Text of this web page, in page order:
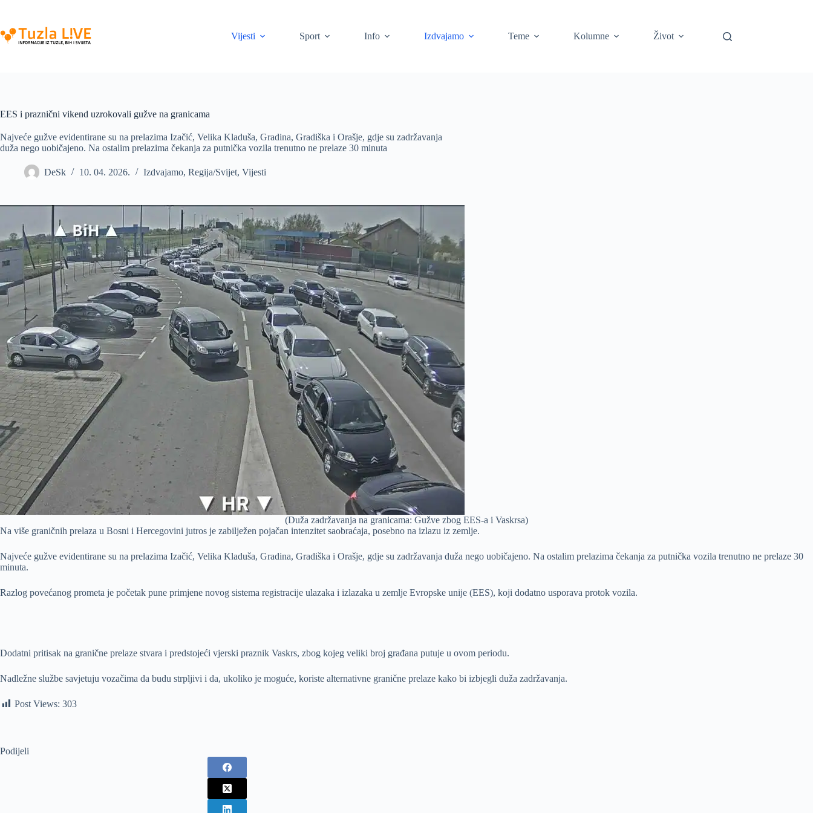
content
Vijesti
Sport Info Izdvajamo Teme Kolumne Život
EES i praznični vikend uzrokovali gužve na granicama
Najveće gužve evidentirane su na prelazima Izačić, Velika Kladuša, Gradina, Gradiška i Orašje, gdje su zadržavanja
duža nego uobičajeno. Na ostalim prelazima čekanja za putnička vozila trenutno ne prelaze 30 minuta
DeSk 10. 04. 2026. Izdvajamo, Regija/Svijet, Vijesti
(Duža zadržavanja na granicama: Gužve zbog EES-a i Vaskrsa)
Na više graničnih prelaza u Bosni i Hercegovini jutros je zabilježen pojačan intenzitet saobraćaja, posebno na izlazu iz zemlje.
Najveće gužve evidentirane su na prelazima Izačić, Velika Kladuša, Gradina, Gradiška i Orašje, gdje su zadržavanja duža nego uobičajeno. Na ostalim prelazima čekanja za putnička vozila trenutno ne prelaze 30
minuta.
Razlog povećanog prometa je početak pune primjene novog sistema registracije ulazaka i izlazaka u zemlje Evropske unije (EES), koji dodatno usporava protok vozila.
Dodatni pritisak na granične prelaze stvara i predstojeći vjerski praznik Vaskrs, zbog kojeg veliki broj građana putuje u ovom periodu.
Nadležne službe savjetuju vozačima da budu strpljivi i da, ukoliko je moguće, koriste alternativne granične prelaze kako bi izbjegli duža zadržavanja.
Post Views: 303
Podijeli